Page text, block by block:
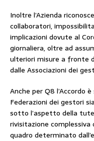
Inoltre l’Azienda
collaboratori,
implicazioni dovute al
giornaliera, oltre ad
ulteriori misure a fronte
dalle Associazioni dei
Anche per Q8 l’Accordo
Federazioni dei gestori
sotto l’aspetto della
rivisitazione complessiva
quadro determinato